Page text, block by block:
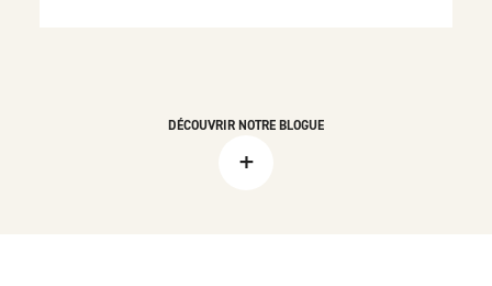
DÉCOUVRIR NOTRE BLOGUE
+